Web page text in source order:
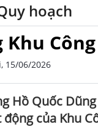
hoạch
15/06/2026
Hồ Quốc
của Khu